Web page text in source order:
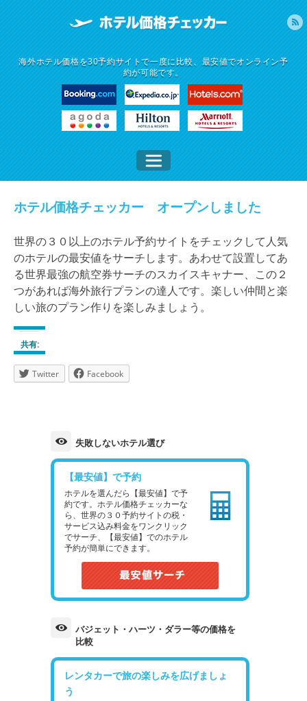
海外ホテル価格を30予約サイトで一度に比較、最安値でオンライン予
約が可能です。
ホテル価格チェッカー オープンしました
世界の３０以上のホテル予約サイトをチェックして人気
のホテルの最安値をサーチします。あわせて設置してあ
る世界最強の航空券サーチのスカイスキャナー、この２
つがあれば海外旅行プランの達人です。楽しい仲間と楽
しい旅のプラン作りを楽しみましょう。
共有:
Twitter Facebook
失敗しないホテル選び
【最安値】で予約
ホテルを選んだら【最安値】で予
約です。ホテル価格チェッカーな
ら、世界の３０予約サイトの税・
サービス込み料金をワンクリック
でサーチ、【最安値】でのホテル
予約が簡単にできます。
バジェット・ハーツ・ダラー等の価格を
比較
レンタカーで旅の楽しみを広げましょ
う